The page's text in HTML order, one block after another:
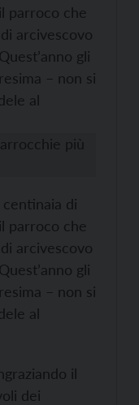
parroco che
arcivescovo
gli
– non si
al
più
di
parroco che
arcivescovo
gli
– non si
al
il
dei